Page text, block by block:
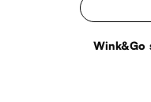
Wink&Go